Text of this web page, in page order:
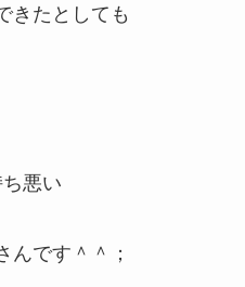
きたとしても
悪い
んです＾＾；